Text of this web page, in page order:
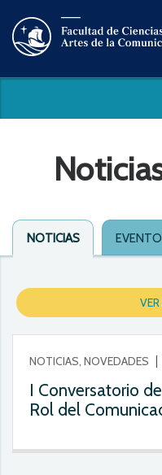
NOTICIAS
NOTICIAS, NOVEDADES
I Conversatorio
Rol del